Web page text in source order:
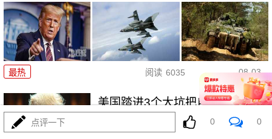
最热 阅读 6035 08-03
美国踏进3个大坑把自己埋了！恐
点评一下 0 0